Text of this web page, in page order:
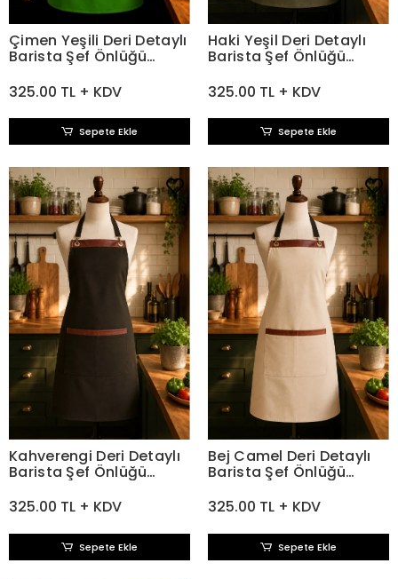
Çimen Yeşili Deri Detaylı
Barista Şef Önlüğü
325.00 TL + KDV
Sepete Ekle
Haki Yeşil Deri Detaylı
Barista Şef Önlüğü
325.00 TL + KDV
Sepete Ekle
Kahverengi Deri Detaylı
Barista Şef Önlüğü
325.00 TL + KDV
Sepete Ekle
Bej Camel Deri Detaylı
Barista Şef Önlüğü
325.00 TL + KDV
Sepete Ekle